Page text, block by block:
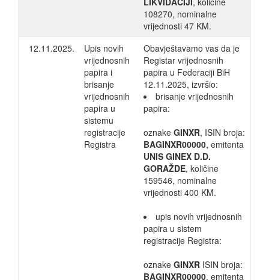
108270, nominalne
vrijednosti 47 KM.
12.11.2025.
Upis novih
vrijednosnih
papira i
brisanje
vrijednosnih
papira u
sistemu
registracije
Registra
Obavještavamo vas da je
Registar vrijednosnih
papira u Federaciji BiH
12.11.2025, izvršio:
brisanje vrijednosnih
papira:
oznake GINXR, ISIN broja:
BAGINXR00000, emitenta
UNIS GINEX D.D.
GORAŽDE, količine
159546, nominalne
vrijednosti 400 KM.
upis novih vrijednosnih
papira u sistem
registracije Registra:
oznake GINXR ISIN broja:
BAGINXR00000, emitenta